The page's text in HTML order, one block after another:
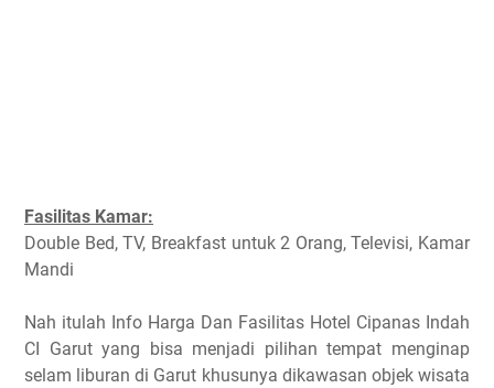
Fasilitas Kamar:
Double Bed, TV, Breakfast untuk 2 Orang, Televisi, Kamar
Mandi
Nah itulah Info Harga Dan Fasilitas Hotel Cipanas Indah
CI Garut yang bisa menjadi pilihan tempat menginap
selam liburan di Garut khusunya dikawasan objek wisata